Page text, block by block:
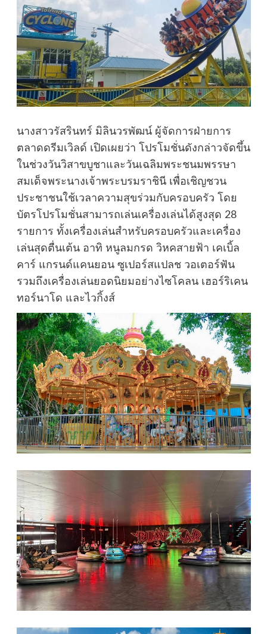
นางสาวรัสรินทร์ มิลินวรพัฒน์ ผู้จัดการฝ่ายการ
ตลาดดรีมเวิลด์ เปิดเผยว่า โปรโมชั่นดังกล่าวจัดขึ้น
ในช่วงวันวิสาขบูชาและวันเฉลิมพระชนมพรรษา
สมเด็จพระนางเจ้าพระบรมราชินี เพื่อเชิญชวน
ประชาชนใช้เวลาความสุขร่วมกับครอบครัว โดย
บัตรโปรโมชั่นสามารถเล่นเครื่องเล่นได้สูงสุด 28
รายการ ทั้งเครื่องเล่นสำหรับครอบครัวและเครื่อง
เล่นสุดตื่นเต้น อาทิ หนูลมกรด วิหคสายฟ้า เคเบิ้ล
คาร์ แกรนด์แคนยอน ซูเปอร์สแปลช วอเตอร์ฟัน
รวมถึงเครื่องเล่นยอดนิยมอย่างไซโคลน เฮอร์ริเคน
ทอร์นาโด และไวกิ้งส์